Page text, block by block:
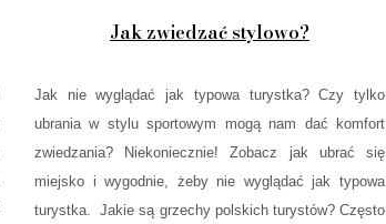
Jak zwiedzać stylowo?
Jak nie wyglądać jak typowa turystka? Czy tylko
ubrania w stylu sportowym mogą nam dać komfort
zwiedzania? Niekoniecznie! Zobacz jak ubrać się
miejsko i wygodnie, żeby nie wyglądać jak typowa
turystka. Jakie są grzechy polskich turystów? Często